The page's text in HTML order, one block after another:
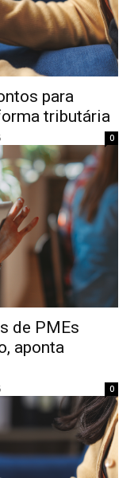
para
tributária
0
de PMEs
aponta
0